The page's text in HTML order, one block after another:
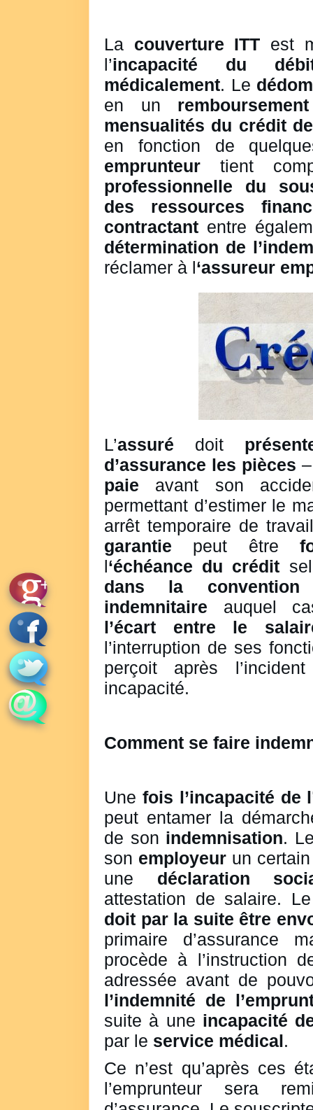
La couverture ITT est
l’incapacité du
médicalement. Le
en un
mensualités du crédit
en fonction de
emprunteur tient
professionnelle du
des ressources
contractant entre
détermination de
réclamer à l‘assureur
L’assuré doit
d’assurance les pièces
paie avant son
permettant d’estimer le
arrêt temporaire de
garantie peut être
l‘échéance du crédit
dans la convention
indemnitaire auquel
l’écart entre le
l’interruption de ses
perçoit après
incapacité.
Comment se faire
Une fois l’incapacité de
peut entamer la
de son indemnisation.
son employeurun certain
une déclaration
attestation de salaire.
doit par la suite être
primaire d’assurance
procède à l’instruction
adressée avant de
l’indemnité de
suite à une incapacité
par le service médical.
Ce n’est qu’après ces
l’emprunteur sera